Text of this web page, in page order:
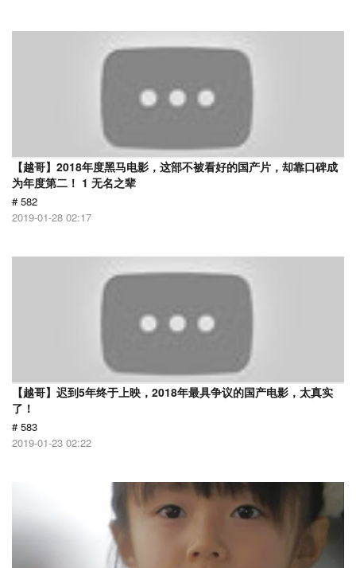
【越哥】2018年度黑马电影，这部不被看好的国产片，却靠口碑成
为年度第二！ 1 无名之辈
# 582
2019-01-28 02:17
【越哥】迟到5年终于上映，2018年最具争议的国产电影，太真实
了！
# 583
2019-01-23 02:22